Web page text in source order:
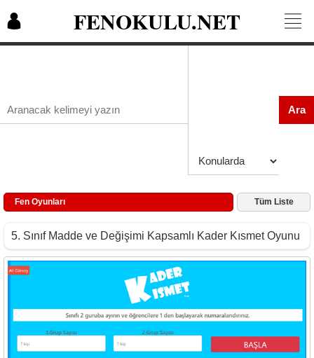
FENOKULU.NET
Ara
Fen Oyunları Tüm Liste
5. Sınıf Madde ve Değişimi Kapsamlı Kader Kısmet Oyunu